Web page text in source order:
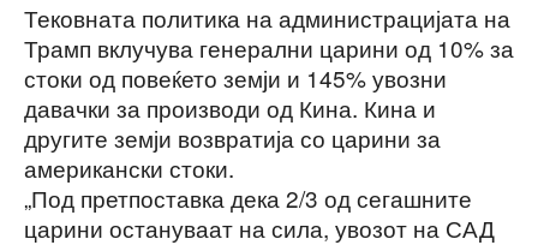
Тековната политика на администрацијата на
Трамп вклучува генерални царини од 10% за
стоки од повеќето земји и 145% увозни
давачки за производи од Кина. Кина и
другите земји возвратија со царини за
американски стоки.
„Под претпоставка дека 2/3 од сегашните
царини остануваат на сила, увозот на САД